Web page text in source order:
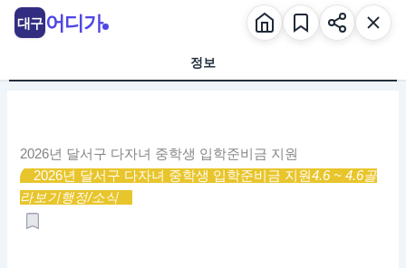
정보
2026년 달서구 다자녀 중학생 입학준비금 지원
2026년 달서구 다자녀 중학생 입학준비금 지원4.6 ~ 4.6골
라보기행정/소식
대구 어디가